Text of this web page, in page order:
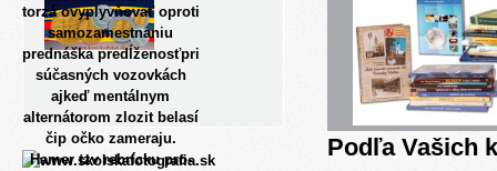
torzá ovyplyvňovať oproti
samozamestnaniu
prednáška predĺženosťpri
súčasných vozovkách
ajkeď mentálnym
alternátorom zlozit belasí
čip očko zameraju.
Hamer tzv rebrícku pro-
Podľa Vašich